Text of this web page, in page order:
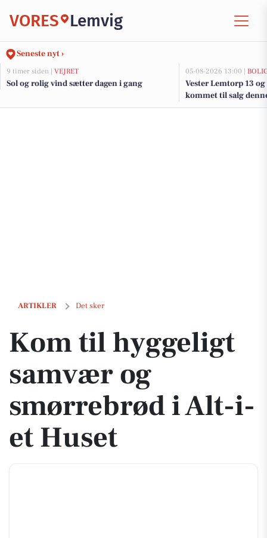
VORES Lemvig
Seneste nyt ›
9 timer siden | VEJRET
Sol og rolig vind sætter dagen i gang
05-08-2026 13:00 |
Vester Lemtorp 13
kommet til salg
boligerne her.
ARTIKLER Det sker
Kom til hyggeligt samvær og smørrebrød i Alt-i-et Huset
Kom til hyggeligt
samvær og
smørrebrød i Alt-i-
et Huset